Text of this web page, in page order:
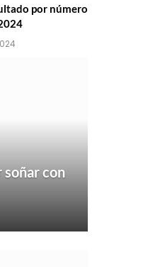
por número
soñar con